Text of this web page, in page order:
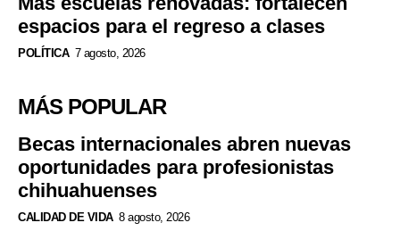
espacios para el regreso a clases
POLÍTICA 7 agosto, 2026
MÁS POPULAR
Becas internacionales abren nuevas
oportunidades para profesionistas
chihuahuenses
CALIDAD DE VIDA 8 agosto, 2026